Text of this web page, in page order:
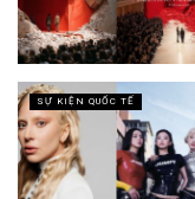
SỰ KIỆN QUỐC TẾ